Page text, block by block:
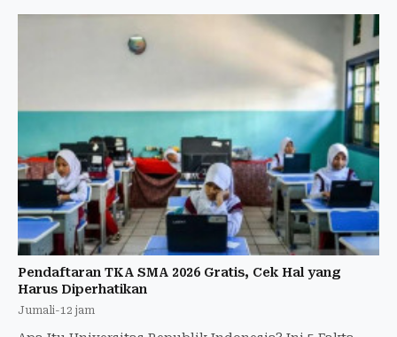
Pendaftaran TKA SMA 2026 Gratis, Cek Hal yang
Harus Diperhatikan
Jumali-12 jam